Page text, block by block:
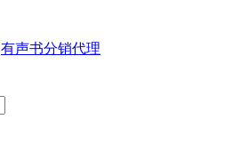
有声书分销代理